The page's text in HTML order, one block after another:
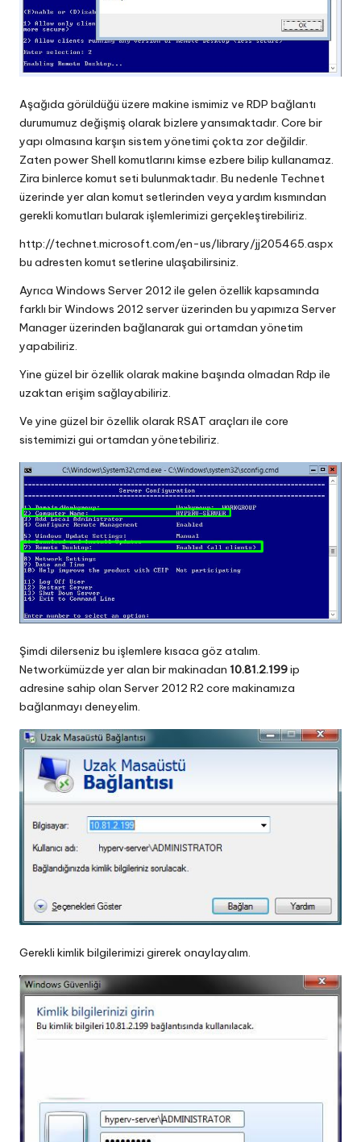
Aşağıda görüldüğü üzere makine ismimiz ve RDP bağlantı
durumumuz değişmiş olarak bizlere yansımaktadır. Core bir
yapı olmasına karşın sistem yönetimi çokta zor değildir.
Zaten power Shell komutlarını kimse ezbere bilip kullanamaz.
Zira binlerce komut seti bulunmaktadır. Bu nedenle Technet
üzerinde yer alan komut setlerinden veya yardım kısmından
gerekli komutları bularak işlemlerimizi gerçekleştirebiliriz.
http://technet.microsoft.com/en-us/library/jj205465.aspx
bu adresten komut setlerine ulaşabilirsiniz.
Ayrıca Windows Server 2012 ile gelen özellik kapsamında
farklı bir Windows 2012 server üzerinden bu yapımıza Server
Manager üzerinden bağlanarak gui ortamdan yönetim
yapabiliriz.
Yine güzel bir özellik olarak makine başında olmadan Rdp ile
uzaktan erişim sağlayabiliriz.
Ve yine güzel bir özellik olarak RSAT araçları ile core
sistemimizi gui ortamdan yönetebiliriz.
Şimdi dilerseniz bu işlemlere kısaca göz atalım.
Networkümüzde yer alan bir makinadan 10.81.2.199ip
adresine sahip olan Server 2012 R2 core makinamıza
bağlanmayı deneyelim.
Gerekli kimlik bilgilerimizi girerek onaylayalım.